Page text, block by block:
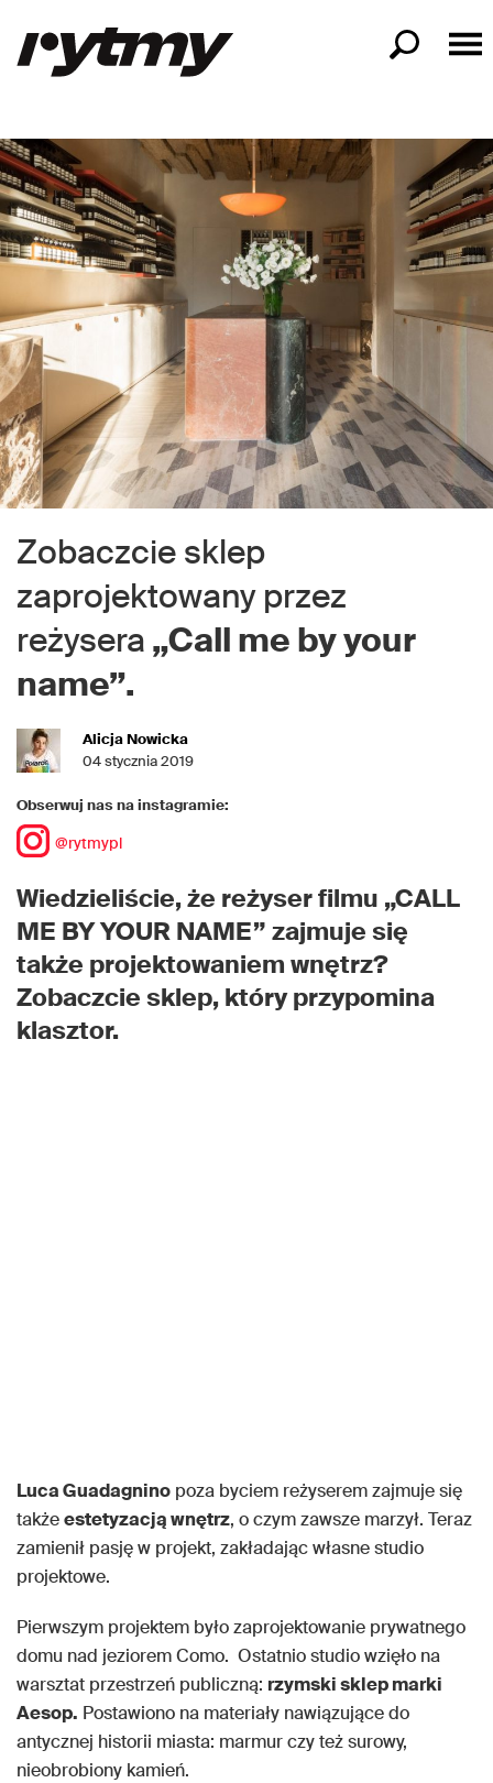
Zobaczcie sklep
zaprojektowany przez
reżysera „Call me by your
name”.
Alicja Nowicka
04 stycznia 2019
Obserwuj nas na instagramie:
@rytmypl
Wiedzieliście, że reżyser filmu „CALL
ME BY YOUR NAME” zajmuje się
także projektowaniem wnętrz?
Zobaczcie sklep, który przypomina
klasztor.
Luca Guadagnino poza byciem reżyserem zajmuje się
takżeestetyzacją wnętrz, o czym zawsze marzył. Teraz
zamienił pasję w projekt, zakładając własne studio
projektowe.
Pierwszym projektem było zaprojektowanie prywatnego
domu nad jeziorem Como. Ostatnio studio wzięło na
warsztat przestrzeń publiczną: rzymski sklep marki
Aesop. Postawiono na materiały nawiązujące do
antycznej historii miasta: marmur czy też surowy,
nieobrobiony kamień.